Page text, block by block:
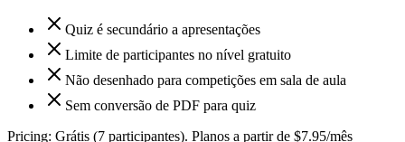
Quiz é secundário a apresentações
Limite de participantes no nível gratuito
Não desenhado para competições em sala de aula
Sem conversão de PDF para quiz
Pricing: Grátis (7 participantes). Planos a partir de $7.95/mês